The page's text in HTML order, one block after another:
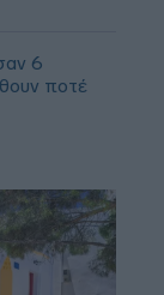
6
ποτέ